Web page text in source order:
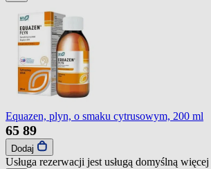
Equazen, plyn, o smaku cytrusowym, 200 ml
65 89
Dodaj
Usługa rezerwacji jest usługą domyślną więcej